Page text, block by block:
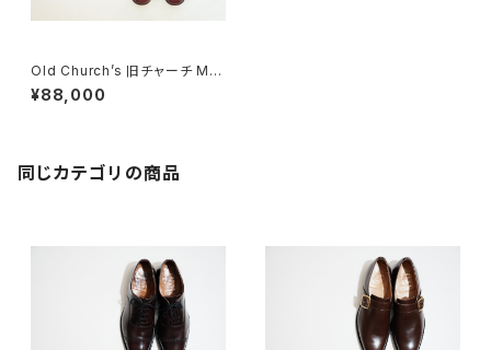
Old Church’s 旧チャーチ Ma
sterclass フルブローグ 90G
¥88,000
同じカテゴリの商品